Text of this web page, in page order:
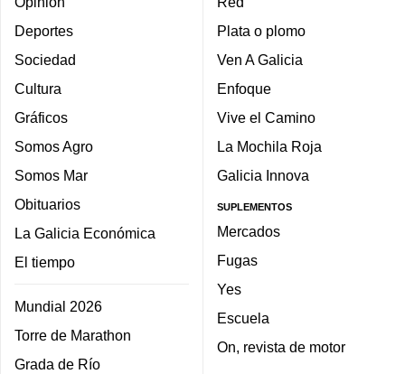
Deportes
Sociedad
Cultura
Gráficos
Somos Agro
Somos Mar
Obituarios
La Galicia Económica
El tiempo
Mundial 2026
Torre de Marathon
Grada de Río
Plata o plomo
Ven A Galicia
Enfoque
Vive el Camino
La Mochila Roja
Galicia Innova
SUPLEMENTOS
Mercados
Fugas
Yes
Escuela
On, revista de motor